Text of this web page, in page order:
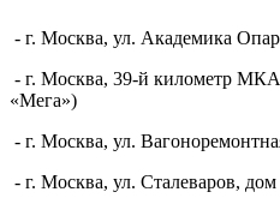
- г. Москва, ул. Академика
- г. Москва, 39-й километр
«Мега»)
- г. Москва, ул.
- г. Москва, ул. Сталеваров,